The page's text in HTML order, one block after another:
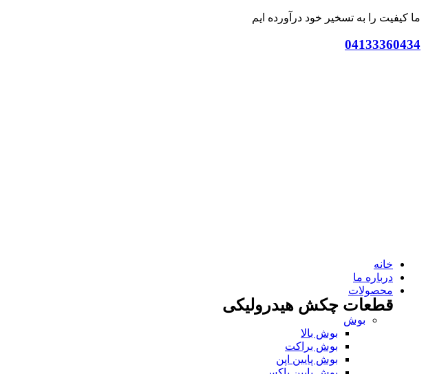
ما کیفیت را به تسخیر خود درآورده ایم
04133360434
خانه
درباره ما
محصولات
قطعات چکش هیدرولیکی
بوش
بوش بالا
بوش براکت
بوش پایین اپن